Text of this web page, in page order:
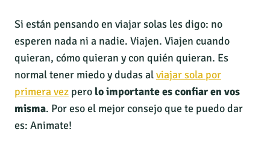
Si están pensando en viajar solas les digo: no
esperen nada ni a nadie. Viajen. Viajen cuando
quieran, cómo quieran y con quién quieran. Es
normal tener miedo y dudas alviajar sola por
primera vez pero lo importante es confiar en vos
misma. Por eso el mejor consejo que te puedo dar
es: Animate!